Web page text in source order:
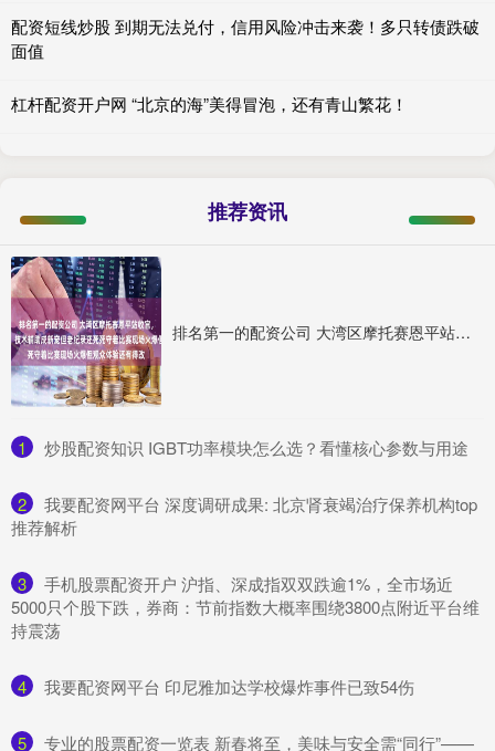
配资短线炒股 到期无法兑付，信用风险冲击来袭！多只转债跌破
面值
杠杆配资开户网 “北京的海”美得冒泡，还有青山繁花！
推荐资讯
排名第一的配资公司 大湾区摩托赛恩平站收官，高手云集纪录频刷，技术辅助成新宠但老纪录还死死守着比赛现场火爆但观众体验还有得改
1 ​炒股配资知识 IGBT功率模块怎么选？看懂核心参数与用途
2
​我要配资网平台 深度调研成果: 北京肾衰竭治疗保养机构top
推荐解析
3
​手机股票配资开户 沪指、深成指双双跌逾1%，全市场近
5000只个股下跌，券商：节前指数大概率围绕3800点附近平台维
持震荡
4 ​我要配资网平台 印尼雅加达学校爆炸事件已致54伤
5 ​专业的股票配资一览表 新春将至，美味与安全需“同行”——